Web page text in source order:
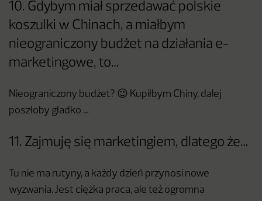
10. Gdybym miał sprzedawać polskie
koszulki w Chinach, a miałbym
nieograniczony budżet na działania e-
marketingowe, to…
Nieograniczony budżet? 😉 Kupiłbym Chiny, dalej
poszłoby gładko …
11. Zajmuję się marketingiem, dlatego że…
Tu nie ma rutyny, a każdy dzień przynosi nowe
wyzwania. Jest ciężka praca, ale też ogromna